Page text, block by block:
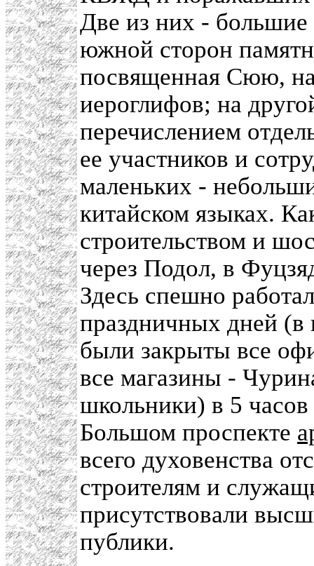
Две из них -
южной сторон
посвященная Сюю, на
иероглифов; на
перечислением
ее участников и
маленьких -
китайском языках.
строительством и
через Подол, в
Здесь спешно
праздничных дней
были закрыты все
все магазины -
школьники) в 5
Большом проспекте
всего духовенства
строителям и
присутствовали
публики.